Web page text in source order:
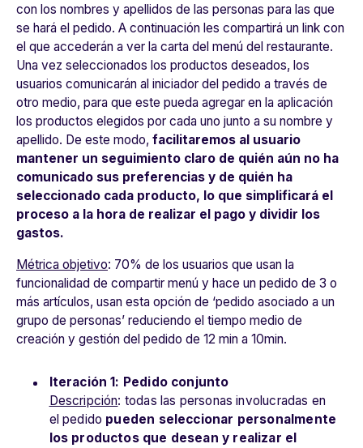
con los nombres y apellidos de las personas para las que
se hará el pedido. A continuación les compartirá un link con
el que accederán a ver la carta del menú del restaurante.
Una vez seleccionados los productos deseados, los
usuarios comunicarán al iniciador del pedido a través de
otro medio, para que este pueda agregar en la aplicación
los productos elegidos por cada uno junto a su nombre y
apellido. De este modo, facilitaremos al usuario
mantener un seguimiento claro de quién aún no ha
comunicado sus preferencias y de quién ha
seleccionado cada producto, lo que simplificará el
proceso a la hora de realizar el pago y dividir los
gastos.
Métrica objetivo: 70% de los usuarios que usan la
funcionalidad de compartir menú y hace un pedido de 3 o
más artículos, usan esta opción de ‘pedido asociado a un
grupo de personas’ reduciendo el tiempo medio de
creación y gestión del pedido de 12 min a 10min.
Iteración 1: Pedido conjunto
Descripción: todas las personas involucradas en
el pedido pueden seleccionar personalmente
los productos que desean y realizar el